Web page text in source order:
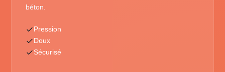
béton.
Pression
Doux
Sécurisé